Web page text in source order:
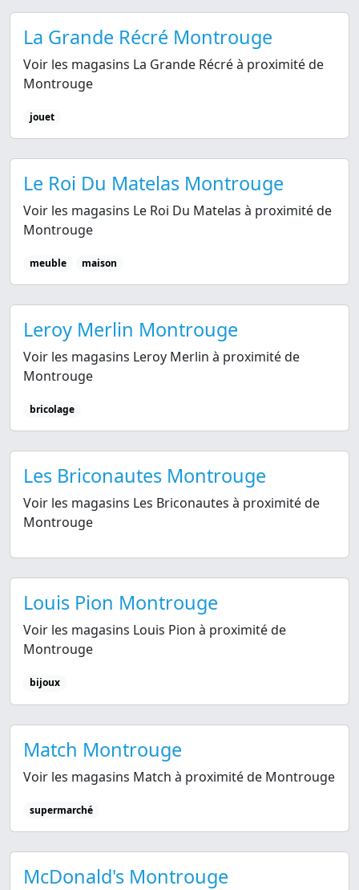
La Grande Récré Montrouge
Voir les magasins La Grande Récré à proximité de
Montrouge
jouet
Le Roi Du Matelas Montrouge
Voir les magasins Le Roi Du Matelas à proximité de
Montrouge
meuble maison
Leroy Merlin Montrouge
Voir les magasins Leroy Merlin à proximité de
Montrouge
bricolage
Les Briconautes Montrouge
Voir les magasins Les Briconautes à proximité de
Montrouge
Louis Pion Montrouge
Voir les magasins Louis Pion à proximité de
Montrouge
bijoux
Match Montrouge
Voir les magasins Match à proximité de Montrouge
supermarché
McDonald's Montrouge